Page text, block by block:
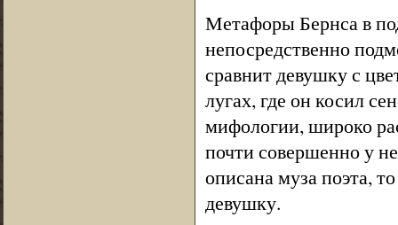
Метафоры Бернса в
непосредственно
сравнит девушку с
лугах, где он косил
мифологии, широко
почти совершенно у
описана муза поэта,
девушку.